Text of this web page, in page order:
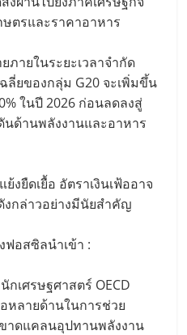
ตรและราคาอาหาร
ายในระยะเวลาจำกัด
ฉลี่ยของกลุ่ม G20 จะเพิ่มขึ้น
ในปี 2026 ก่อนลดลงสู่
นด้านพลังงานและอาหาร
งยืดเยื้อ อัตราเงินเฟ้ออาจ
กล่าวอย่างมีนัยสำคัญ
ฟอสซิลนำเข้า :
เศรษฐศาสตร์ OECD
หลายด้านในการช่วย
าดแคลนอุปทานพลังงาน